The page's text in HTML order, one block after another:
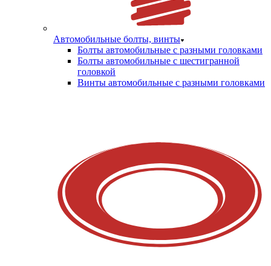
Автомобильные болты, винты
Болты автомобильные с разными головками
Болты автомобильные с шестигранной
головкой
Винты автомобильные с разными головками